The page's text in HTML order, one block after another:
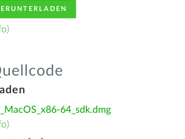
)
64_sdk.dmg
)